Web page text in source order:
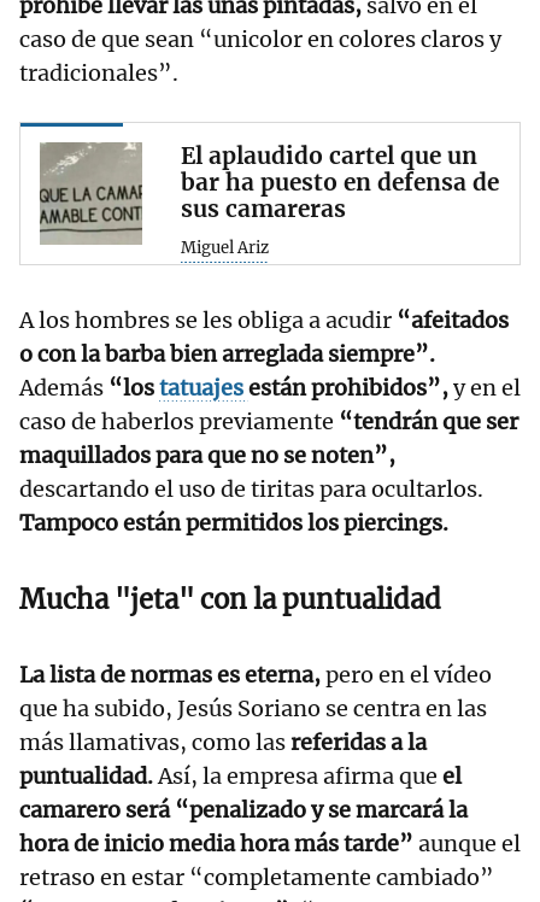
caso de que sean “unicolor en colores claros y
tradicionales”.
El aplaudido cartel que un
bar ha puesto en defensa de
sus camareras
Miguel Ariz
A los hombres se les obliga a acudir “afeitados
o con la barba bien arreglada siempre”.
Además “lostatuajesestán prohibidos”,y en el
caso de haberlos previamente “tendrán que ser
maquillados para que no se noten”,
descartando el uso de tiritas para ocultarlos.
Tampoco están permitidos los piercings.
Mucha "jeta" con la puntualidad
La lista de normas es eterna,pero en el vídeo
que ha subido, Jesús Soriano se centra en las
más llamativas, como lasreferidas a la
puntualidad.Así, la empresa afirma que el
camarero será “penalizado y se marcará la
hora de inicio media hora más tarde” aunque el
retraso en estar “completamente cambiado”